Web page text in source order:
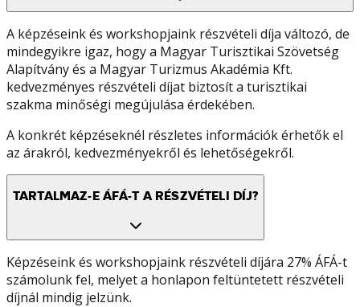
A képzéseink és workshopjaink részvételi díja változó, de
mindegyikre igaz, hogy a Magyar Turisztikai Szövetség
Alapítvány és a Magyar Turizmus Akadémia Kft.
kedvezményes részvételi díjat biztosít a turisztikai
szakma minőségi megújulása érdekében.
A konkrét képzéseknél részletes információk érhetők el
az árakról, kedvezményekről és lehetőségekről.
TARTALMAZ-E ÁFÁ-T A RÉSZVÉTELI DÍJ?
Képzéseink és workshopjaink részvételi díjára 27% ÁFÁ-t
számolunk fel, melyet a honlapon feltüntetett részvételi
díjnál mindig jelzünk.